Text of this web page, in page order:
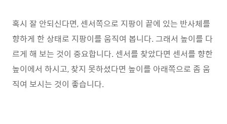
혹시 잘 안되신다면, 센서쪽으로 지팡이 끝에 있는 반사체를
향하게 한 상태로 지팡이를 움직여 봅니다. 그래서 높이를 다
르게 해 보는 것이 중요합니다. 센서를 찾았다면 센서를 향한
높이에서 하시고, 찾지 못하셨다면 높이를 아래쪽으로 좀 움
직여 보시는 것이 좋습니다.